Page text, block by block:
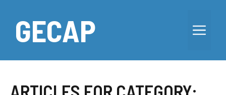
contenuGECAP